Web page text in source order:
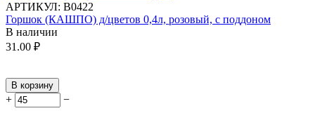
АРТИКУЛ: В0422
Горшок (КАШПО) д/цветов 0,4л, розовый, с поддоном
В наличии
31.00 ₽
В корзину
+ −